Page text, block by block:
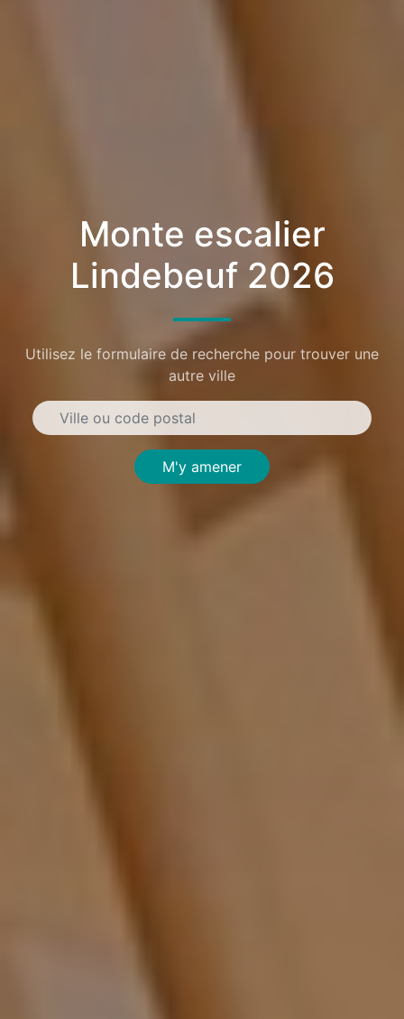
Monte escalier
Lindebeuf 2026
Utilisez le formulaire de recherche pour trouver une
autre ville
M'y amener